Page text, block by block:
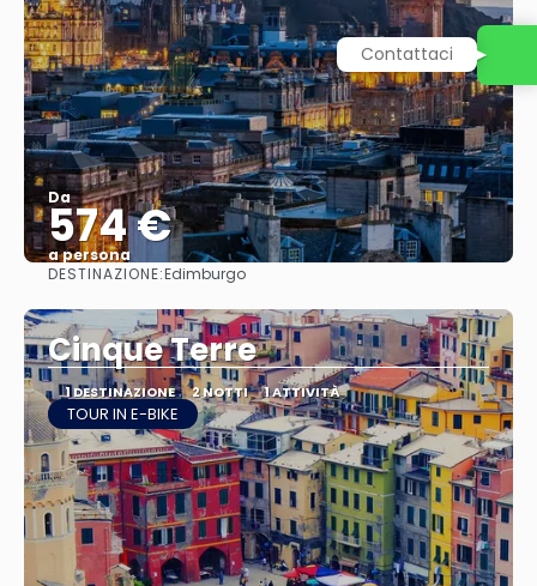
Da
574 €
a persona
Vedere
DESTINAZIONE:Edimburgo
Cinque Terre
1 DESTINAZIONE 2 NOTTI 1 ATTIVITÀ
TOUR IN E-BIKE
Contattaci